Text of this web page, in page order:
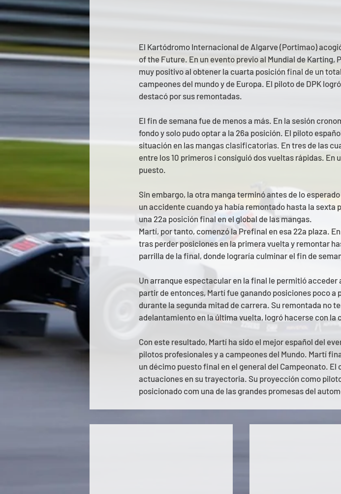
El Kartódromo Internacional de Algarve (Portimao)
of the Future. En un evento previo al Mundial de Karting,
muy positivo al obtener la cuarta posición final de un
campeones del mundo y de Europa. El piloto de DPK
destacó por sus remontadas.
El fin de semana fue de menos a más. En la sesión
fondo y solo pudo optar a la 26a posición. El piloto
situación en las mangas clasificatorias. En tres de las
entre los 10 primeros i consiguió dos vueltas rápidas. En
puesto.
Sin embargo, la otra manga terminó antes de lo
un accidente cuando ya había remontado hasta la sexta
una 22a posición final en el global de las mangas.
Martí, por tanto, comenzó la Prefinal en esa 22a plaza.
tras perder posiciones en la primera vuelta y remontar
parrilla de la final, donde lograría culminar el fin de
Un arranque espectacular en la final le permitió acceder
partir de entonces, Martí fue ganando posiciones poco
durante la segunda mitad de carrera. Su remontada no
adelantamiento en la última vuelta, logró hacerse con la
Con este resultado, Martí ha sido el mejor español del
pilotos profesionales y a campeones del Mundo. Martí
un décimo puesto final en el general del Campeonato.
actuaciones en su trayectoria. Su proyección como
posicionado com una de las grandes promesas del